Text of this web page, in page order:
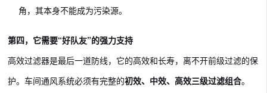
角，其本身不能成为污染源。
第四，它需要“好队友”的强力支持
高效过滤器是最后一道防线，它的高效和长寿，离不开前级过滤的保
护。车间通风系统必须有完整的初效、中效、高效三级过滤组合。